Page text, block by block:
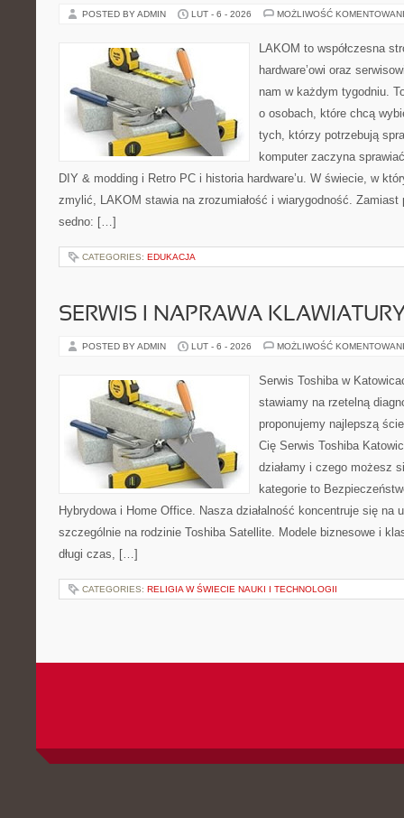
POSTED BY ADMIN LUT - 6 - 2026 MOŻLIWOŚĆ
LAKOM to współczesna
hardware’owi oraz
nam w każdym tygodniu.
o osobach, które chcą
tych, którzy potrzebują
komputer zaczyna
DIY & modding i Retro PC i historia hardware’u. W świecie, w
zmylić, LAKOM stawia na zrozumiałość i wiarygodność.
sedno: […]
CATEGORIES: EDUKACJA
SERWIS I NAPRAWA
POSTED BY ADMIN LUT - 6 - 2026 MOŻLIWOŚĆ
Serwis Toshiba w
stawiamy na rzetelną
proponujemy najlepszą
Cię Serwis Toshiba
działamy i czego możesz
kategorie to
Hybrydowa i Home Office. Nasza działalność koncentruje się na
szczególnie na rodzinie Toshiba Satellite. Modele biznesowe i
długi czas, […]
CATEGORIES: RELIGIA W ŚWIECIE NAUKI I TECHNOLOGII